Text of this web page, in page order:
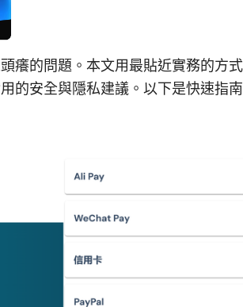
癢的問題。本文用最貼近實務的方
的安全與隱私建議。以下是快速指